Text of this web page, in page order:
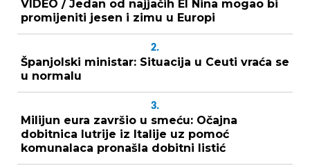
VIDEO / Jedan od najjačih El Nina mogao bi
promijeniti jesen i zimu u Europi
2.
Španjolski ministar: Situacija u Ceuti vraća se
u normalu
3.
Milijun eura završio u smeću: Očajna
dobitnica lutrije iz Italije uz pomoć
komunalaca pronašla dobitni listić